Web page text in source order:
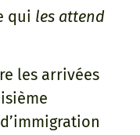
qui les attend
les arrivées